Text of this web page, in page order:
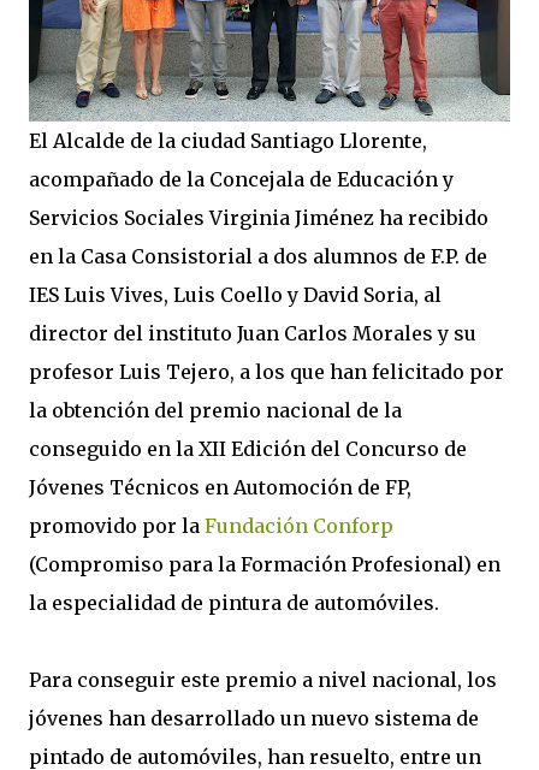
El Alcalde de la ciudad Santiago Llorente,
acompañado de la Concejala de Educación y
Servicios Sociales Virginia Jiménez ha recibido
en la Casa Consistorial a dos alumnos de F.P. de
IES Luis Vives, Luis Coello y David Soria, al
director del instituto Juan Carlos Morales y su
profesor Luis Tejero, a los que han felicitado por
la obtención del premio nacional de la
conseguido en la XII Edición del Concurso de
Jóvenes Técnicos en Automoción de FP,
promovido por la Fundación Conforp
(Compromiso para la Formación Profesional) en
la especialidad de pintura de automóviles.
Para conseguir este premio a nivel nacional, los
jóvenes han desarrollado un nuevo sistema de
pintado de automóviles, han resuelto, entre un